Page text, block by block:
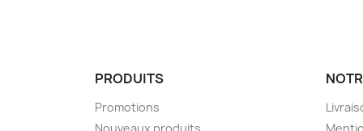
PRODUITS
Promotions
Nouveaux produits